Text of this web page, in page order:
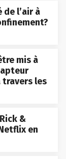
l’air à
mis à
les
&
en